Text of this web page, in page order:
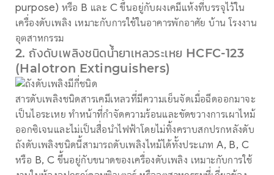
purpose) หรือ B และ C ขึ้นอยู่กับผงเคมีแห้งที่บรรจุไว้ใน
เครื่องดับเพลิง เหมาะกับการใช้ในอาคารพักอาศัย บ้าน โรงงาน
อุตสาหกรรม
2. ถังดับเพลิงชนิดน้ำยาเหลวระเหย HCFC-123
(Halotron Extinguishers)
สารดับเพลิงชนิดสารเคมีเหลวที่มีความเย็นจัดเมื่อฉีดออกมาจะ
เป็นไอระเหย ทำหน้าที่กำจัดความร้อนและขัดขวางการเผาไหม้
ออกซิเจนและไม่เป็นสื่อนำไฟฟ้าโดยไม่ทิ้งคราบสกปรกหลังดับ
ถังดับเพลิงชนิดนี้สามารถดับเพลิงไหม้ได้ทั้งประเภท A, B, C
หรือ B, C ขึ้นอยู่กับขนาดของเครื่องดับเพลิง เหมาะกับการใช้